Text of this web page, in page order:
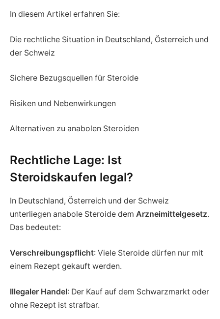
In diesem Artikel erfahren Sie:
Die rechtliche Situation in Deutschland, Österreich und
der Schweiz
Sichere Bezugsquellen für Steroide
Risiken und Nebenwirkungen
Alternativen zu anabolen Steroiden
Rechtliche Lage: Ist
Steroidskaufen legal?
In Deutschland, Österreich und der Schweiz
unterliegen anabole Steroide dem Arzneimittelgesetz.
Das bedeutet:
Verschreibungspflicht: Viele Steroide dürfen nur mit
einem Rezept gekauft werden.
Illegaler Handel: Der Kauf auf dem Schwarzmarkt oder
ohne Rezept ist strafbar.